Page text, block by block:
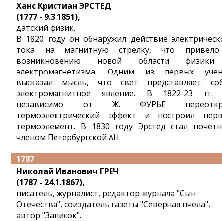
Ханс Кристиан ЭРСТЕД
(1777 - 9.3.1851),
датский физик.
В 1820 году он обнаружил действие
тока на магнитную стрелку, что
возникновению новой области
электромагнетизма. Одним из первых
высказал мысль, что свет представляет
электромагнитное явление. В 1822-23 гг.
независимо от Ж. ФУРЬЕ
термоэлектрический эффект и построил
термоэлемент. В 1830 году Эрстед стал
членом Петербургской АН.
1787
Николай Иванович ГРЕЧ
(1787 - 24.1.1867),
писатель, журналист, редактор журнала "Сын
Отечества", соиздатель газеты "Северная пчела",
автор "Записок".